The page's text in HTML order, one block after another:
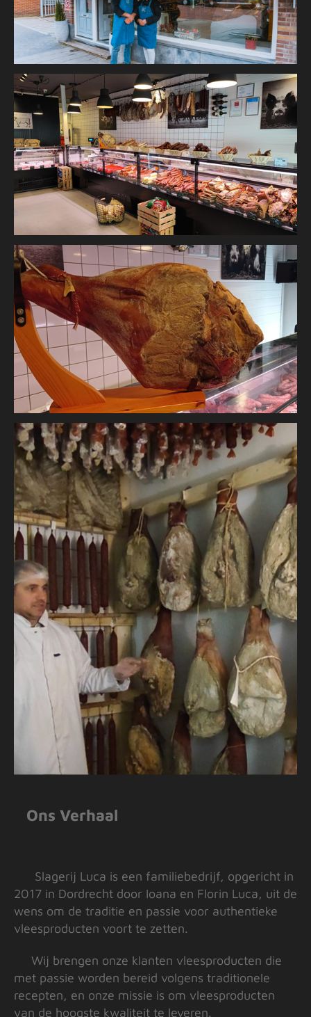
Ons Verhaal
Slagerij Luca is een familiebedrijf, opgericht in
2017 in Dordrecht door Ioana en Florin Luca, uit de
wens om de traditie en passie voor authentieke
vleesproducten voort te zetten.
Wij brengen onze klanten vleesproducten die
met passie worden bereid volgens traditionele
recepten, en onze missie is om vleesproducten
van de hoogste kwaliteit te leveren.